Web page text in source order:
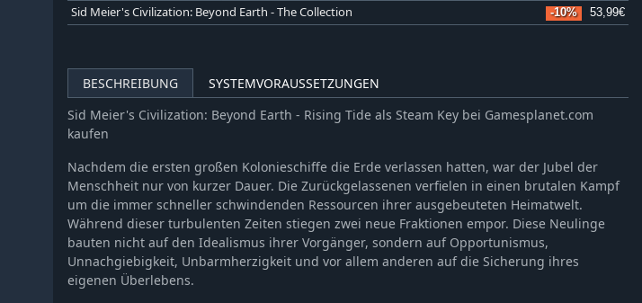
Sid Meier's Civilization: Beyond Earth - The Collection -10% 53,99€
BESCHREIBUNG
SYSTEMVORAUSSETZUNGEN
Sid Meier's Civilization: Beyond Earth - Rising Tide als Steam Key bei Gamesplanet.com
kaufen
Nachdem die ersten großen Kolonieschiffe die Erde verlassen hatten, war der Jubel der
Menschheit nur von kurzer Dauer. Die Zurückgelassenen verfielen in einen brutalen Kampf
um die immer schneller schwindenden Ressourcen ihrer ausgebeuteten Heimatwelt.
Während dieser turbulenten Zeiten stiegen zwei neue Fraktionen empor. Diese Neulinge
bauten nicht auf den Idealismus ihrer Vorgänger, sondern auf Opportunismus,
Unnachgiebigkeit, Unbarmherzigkeit und vor allem anderen auf die Sicherung ihres
eigenen Überlebens.